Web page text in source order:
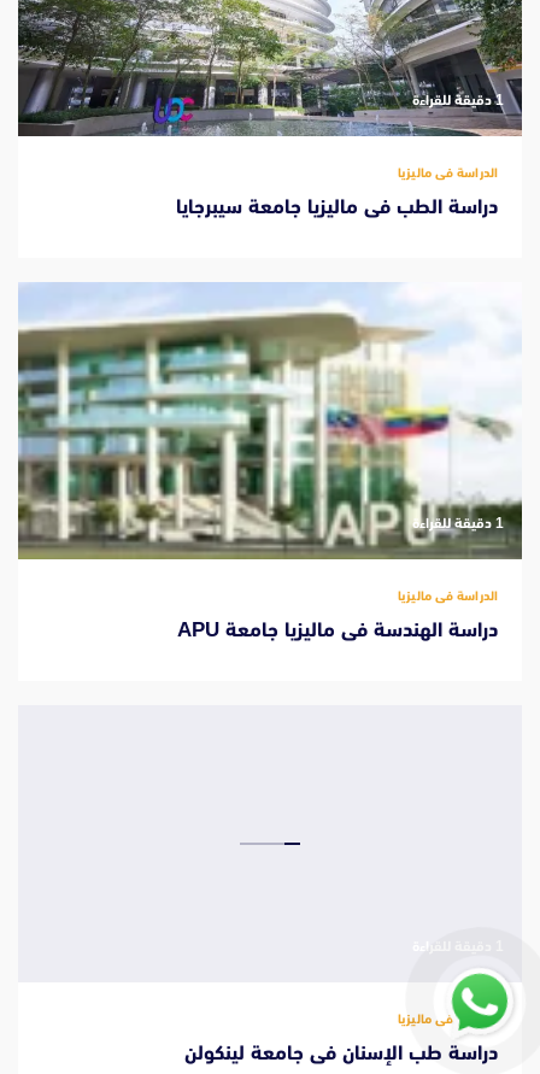
‫1 دقيقة للقراءة
الدراسة فى ماليزيا
دراسة الطب فى ماليزيا جامعة سيبرجايا
‫1 دقيقة للقراءة
الدراسة فى ماليزيا
دراسة الهندسة فى ماليزيا جامعة APU
الدراسة فى ماليزيا
دراسة طب الإسنان فى جامعة لينكولن